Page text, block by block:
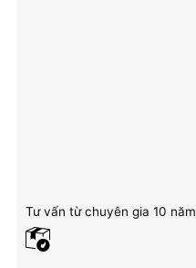
Tư vấn từ chuyên gia 10 năm